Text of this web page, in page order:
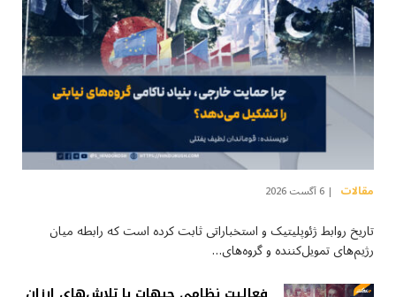
مقالات 6 آگست 2026
تاریخ روابط ژئوپلیتیک و استخباراتی ثابت کرده است که رابطه میان
رژیم‌های تمویل‌کننده و گروه‌های…